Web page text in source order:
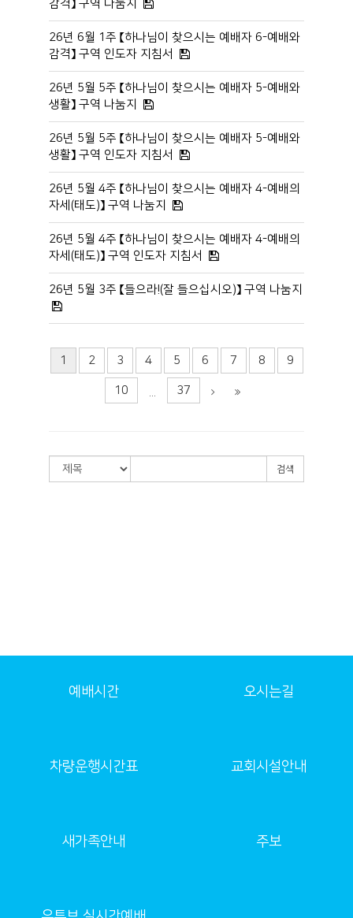
감격】 구역 나눔지
26년 6월 1주 【하나님이 찾으시는 예배자 6-예배와
감격】 구역 인도자 지침서
26년 5월 5주 【하나님이 찾으시는 예배자 5-예배와
생활】 구역 나눔지
26년 5월 5주 【하나님이 찾으시는 예배자 5-예배와
생활】 구역 인도자 지침서
26년 5월 4주 【하나님이 찾으시는 예배자 4-예배의
자세(태도)】 구역 나눔지
26년 5월 4주 【하나님이 찾으시는 예배자 4-예배의
자세(태도)】 구역 인도자 지침서
26년 5월 3주 【들으라!(잘 들으십시오)】 구역 나눔지
1 2 3 4 5 6 7 8 9
10 37
검색
예배시간 오시는길
차량운행시간표 교회시설안내
새가족안내 주보